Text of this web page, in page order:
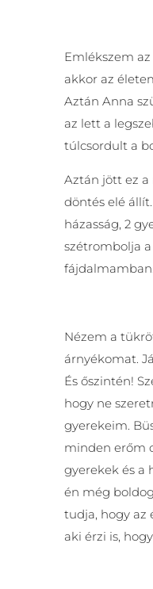
Emlékszem
akkor az
Aztán Anna
az lett a
túlcsordult a
Aztán jött ez a
döntés elé
házasság, 2
szétrombolja
fájdalmamban.
Nézem a
árnyékomat.
És őszintén!
hogy ne
gyerekeim.
minden erőm
gyerekek és a
én még
tudja, hogy az
aki érzi is,